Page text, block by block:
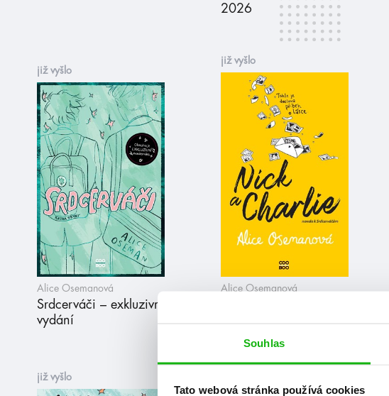
Souhlas
Tato webová stránka používá cookies
2026
již vyšlo
Alice Osemanová
Srdcerváči – exkluzivní
vydání
již vyšlo
Alice Osemanová
již vyšlo